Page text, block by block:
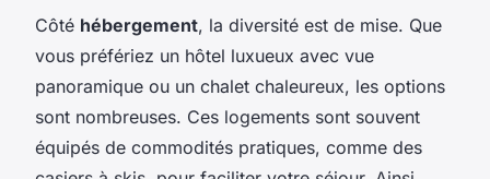
Côté hébergement, la diversité est de mise. Que
vous préfériez un hôtel luxueux avec vue
panoramique ou un chalet chaleureux, les options
sont nombreuses. Ces logements sont souvent
équipés de commodités pratiques, comme des